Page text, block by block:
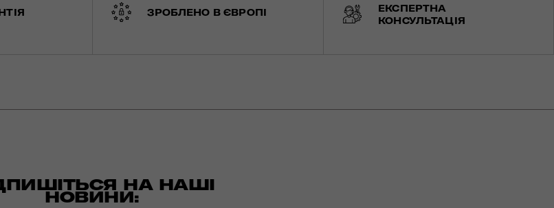
ЗРОБЛЕНО В ЄВРОПІ
ЕКСПЕРТНА
КОНСУЛЬТАЦІЯ
НА НАШІ
НОВИНИ: